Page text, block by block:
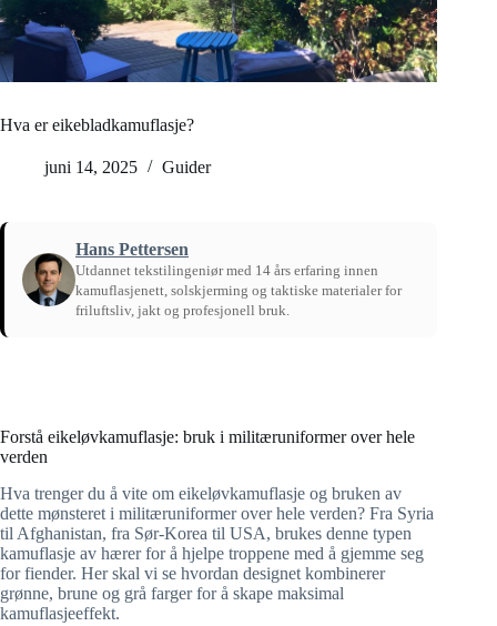
Hva er eikebladkamuflasje?
juni 14, 2025 Guider
Hans Pettersen
Utdannet tekstilingeniør med 14 års erfaring innen
kamuflasjenett, solskjerming og taktiske materialer for
friluftsliv, jakt og profesjonell bruk.
Forstå eikeløvkamuflasje: bruk i militæruniformer over hele
verden
Hva trenger du å vite om eikeløvkamuflasje og bruken av
dette mønsteret i militæruniformer over hele verden? Fra Syria
til Afghanistan, fra Sør-Korea til USA, brukes denne typen
kamuflasje av hærer for å hjelpe troppene med å gjemme seg
for fiender. Her skal vi se hvordan designet kombinerer
grønne, brune og grå farger for å skape maksimal
kamuflasjeeffekt.